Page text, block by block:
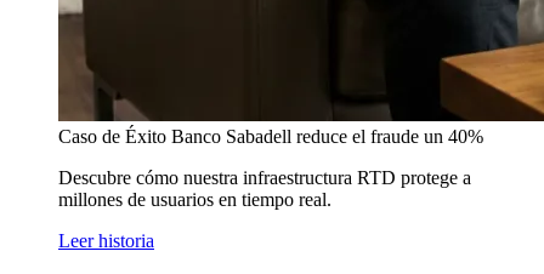
Caso de Éxito Banco Sabadell reduce el fraude un 40%
Descubre cómo nuestra infraestructura RTD protege a
millones de usuarios en tiempo real.
Leer historia